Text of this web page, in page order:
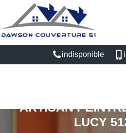
indisponible
ARTISAN
LUCY